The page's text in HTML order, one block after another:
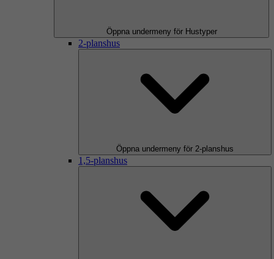
Öppna undermeny för Hustyper
2-planshus
Öppna undermeny för 2-planshus
1,5-planshus